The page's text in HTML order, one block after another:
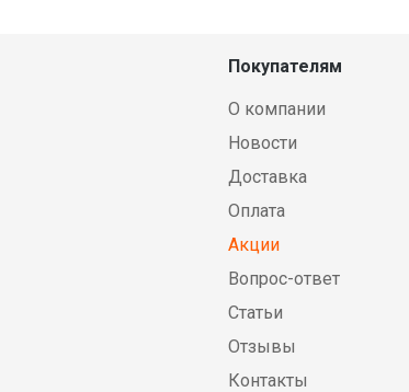
Покупателям
О компании
Новости
Доставка
Оплата
Акции
Вопрос-ответ
Статьи
Отзывы
Контакты